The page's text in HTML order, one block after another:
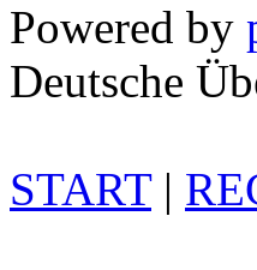
Powered by
Deutsche
START|